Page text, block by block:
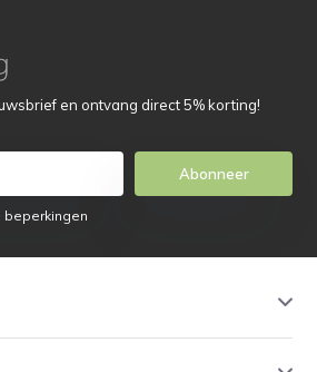
en ontvang direct 5% korting!
Abonneer
beperkingen